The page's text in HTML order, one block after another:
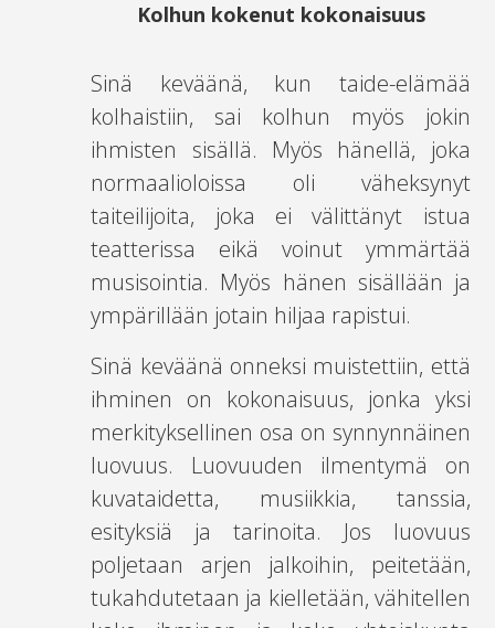
Kolhun kokenut kokonaisuus
Sinä keväänä, kun taide-elämää
kolhaistiin, sai kolhun myös jokin
ihmisten sisällä. Myös hänellä, joka
normaalioloissa oli väheksynyt
taiteilijoita, joka ei välittänyt istua
teatterissa eikä voinut ymmärtää
musisointia. Myös hänen sisällään ja
ympärillään jotain hiljaa rapistui.
Sinä keväänä onneksi muistettiin, että
ihminen on kokonaisuus, jonka yksi
merkityksellinen osa on synnynnäinen
luovuus. Luovuuden ilmentymä on
kuvataidetta, musiikkia, tanssia,
esityksiä ja tarinoita. Jos luovuus
poljetaan arjen jalkoihin, peitetään,
tukahdutetaan ja kielletään, vähitellen